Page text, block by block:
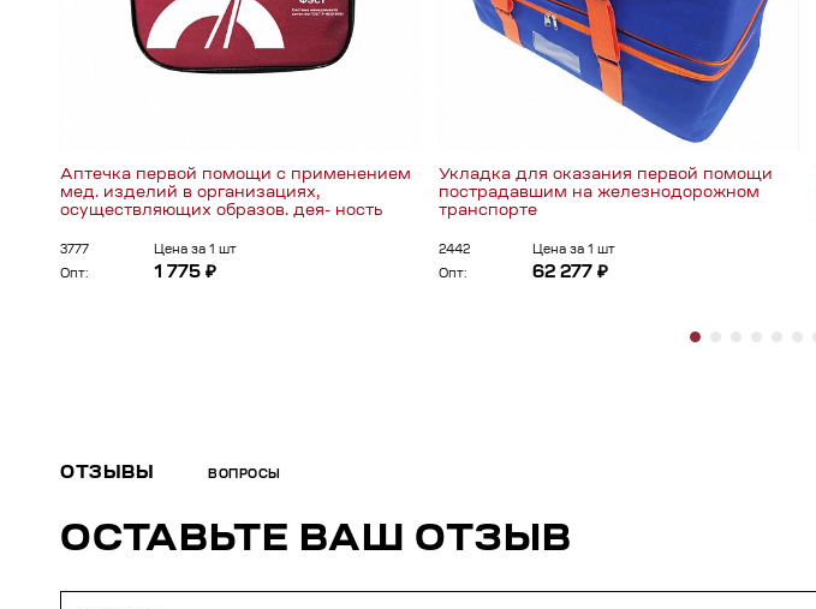
Аптечка первой помощи с применением
мед. изделий в организациях,
осуществляющих образов. дея- ность
3777
Цена за 1 шт
Опт:
1 775 ₽
Укладка для оказания первой помощи
пострадавшим на железнодорожном
транспорте
2442
Цена за 1 шт
Опт:
62 277 ₽
ОТЗЫВЫ ВОПРОСЫ
ОСТАВЬТЕ ВАШ ОТЗЫВ